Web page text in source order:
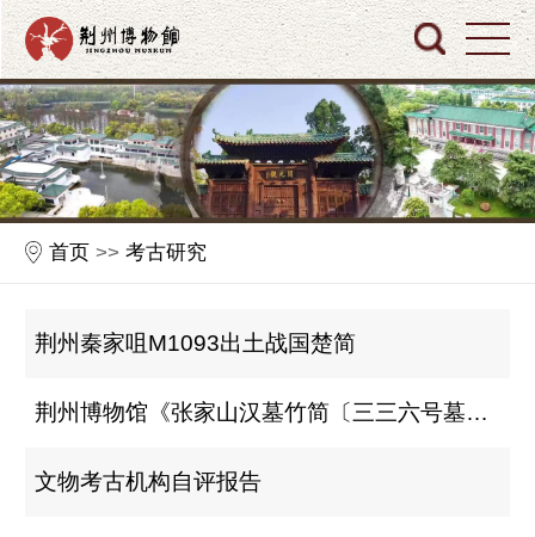
首页 >>考古研究
荆州秦家咀M1093出土战国楚简
荆州博物馆《张家山汉墓竹简〔三三六号墓〕》出版
文物考古机构自评报告